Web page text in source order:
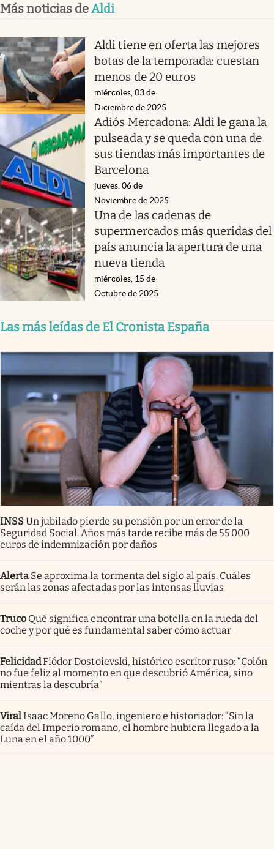
Más noticias deAldi
Aldi tiene en oferta las mejores
botas de la temporada: cuestan
menos de 20 euros
miércoles, 03 de
Diciembre de 2025
Adiós Mercadona: Aldi le gana la
pulseada y se queda con una de
sus tiendas más importantes de
Barcelona
jueves, 06 de
Noviembre de 2025
Una de las cadenas de
supermercados más queridas del
país anuncia la apertura de una
nueva tienda
miércoles, 15 de
Octubre de 2025
Las más leídas de El Cronista España
INSSUn jubilado pierde su pensión por un error de la
Seguridad Social. Años más tarde recibe más de 55.000
euros de indemnización por daños
Alerta Se aproxima la tormenta del siglo al país. Cuáles
serán las zonas afectadas por las intensas lluvias
Truco Qué significa encontrar una botella en la rueda del
coche y por qué es fundamental saber cómo actuar
FelicidadFiódor Dostoievski, histórico escritor ruso: “Colón
no fue feliz al momento en que descubrió América, sino
mientras la descubría”
ViralIsaac Moreno Gallo, ingeniero e historiador: “Sin la
caída del Imperio romano, el hombre hubiera llegado a la
Luna en el año 1000”